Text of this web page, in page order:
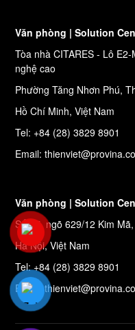
Văn phòng | Solution
Tòa nhà CITARES - Lô
nghệ cao
Phường Tăng Nhơn Phú,
Hồ Chí Minh, Việt Nam
Tel: +84 (28) 3829 8901
Email:
Văn phòng | Solution
Số 27, ngõ 629/12 Kim
Hà Nội, Việt Nam
Tel: +84 (28) 3829 8901
Email: